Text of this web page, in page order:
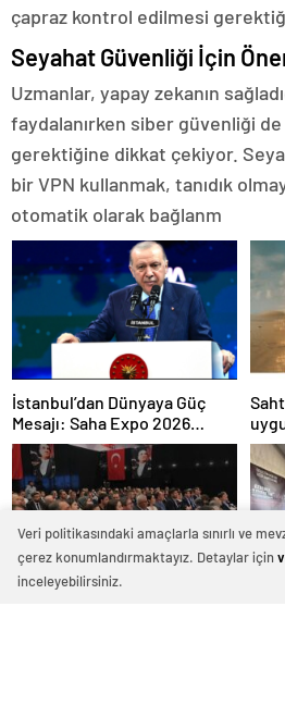
0 0
0 0
0 0
çapraz kontrol edilmesi
Seyahat Güvenliği İçin
Uzmanlar, yapay zekanın
faydalanırken siber güvenliği
gerektiğine dikkat çekiyor.
bir VPN kullanmak, tanıdık
otomatik olarak bağlanm
İstanbul’dan Dünyaya Güç
Mesajı: Saha Expo 2026
Rekorlarla Kapılarını Kapattı
Veri politikasındaki amaçlarla sınırlı ve
çerez konumlandırmaktayız. Detaylar için
inceleyebilirsiniz.